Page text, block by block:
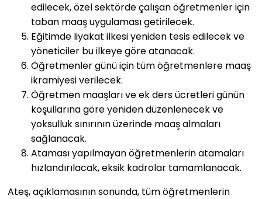
edilecek, özel sektörde çalışan öğretmenler için
taban maaş uygulaması getirilecek.
Eğitimde liyakat ilkesi yeniden tesis edilecek ve
yöneticiler bu ilkeye göre atanacak.
Öğretmenler günü için tüm öğretmenlere maaş
ikramiyesi verilecek.
Öğretmen maaşları ve ek ders ücretleri günün
koşullarına göre yeniden düzenlenecek ve
yoksulluk sınırının üzerinde maaş almaları
sağlanacak.
Ataması yapılmayan öğretmenlerin atamaları
hızlandırılacak, eksik kadrolar tamamlanacak.
Ateş, açıklamasının sonunda, tüm öğretmenlerin